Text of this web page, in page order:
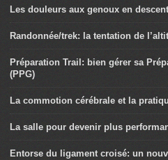
Les douleurs aux genoux en
Randonnée/trek: la tentation de
Préparation Trail: bien gérer sa
(PPG)
La commotion cérébrale et la
La salle pour devenir plus
Entorse du ligament croisé: un